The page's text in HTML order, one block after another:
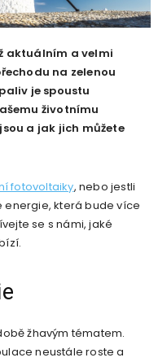
aktuálním a velmi
na zelenou
je spoustu
životnímu
a jak jich můžete
fotovoltaiky, nebo jestli
energie, která bude více
se s námi, jaké
žhavým tématem.
neustále roste a